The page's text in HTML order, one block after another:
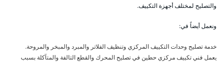
والتصليح لمختلف أجهزة التكييف.
ونعمل أيضاً في:
خدمة تصليح وحدات التكييف المركزي وتنظيف الفلاتر والمبرد والمبخر والمروحة.
يعمل فني تكييف مركزي حطين في تصليح المحرك والقطع التالفة والمتآكلة بسبب